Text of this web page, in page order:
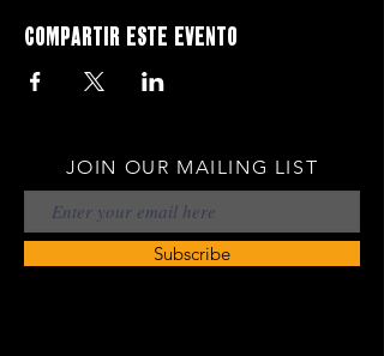
Compartir este evento
JOIN OUR MAILING LIST
Subscribe